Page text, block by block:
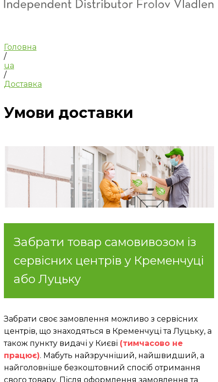
Головна
/
ua
/
Доставка
Умови доставки
Забрати товар самовивозом із
сервісних центрів у Кременчуці
або Луцьку
Забрати своє замовлення можливо з сервісних
центрів, що знаходяться в Кременчуці та Луцьку, а
також пункту видачі у Києві (тимчасово не
працює). Мабуть найзручніший, найшвидший, а
найголовніше безкоштовний спосіб отримання
свого товару. Після оформлення замовлення та